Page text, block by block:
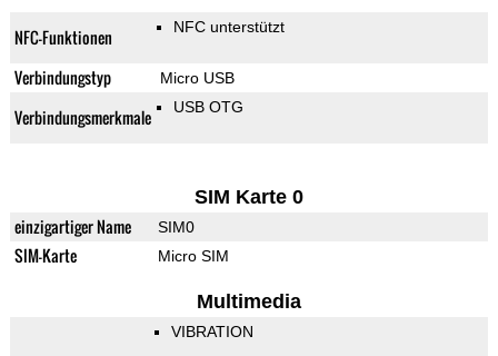
NFC-Funktionen NFC unterstützt
Verbindungstyp Micro USB
Verbindungsmerkmale USB OTG
SIM Karte 0
einzigartiger Name SIM0
SIM-Karte Micro SIM
Multimedia
VIBRATION